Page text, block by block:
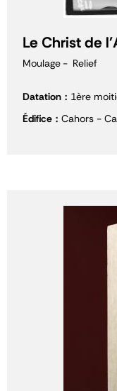
Le Christ de
Moulage Relief
Datation
1ère
Édifice
Cahors -